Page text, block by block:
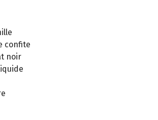
confite
noir